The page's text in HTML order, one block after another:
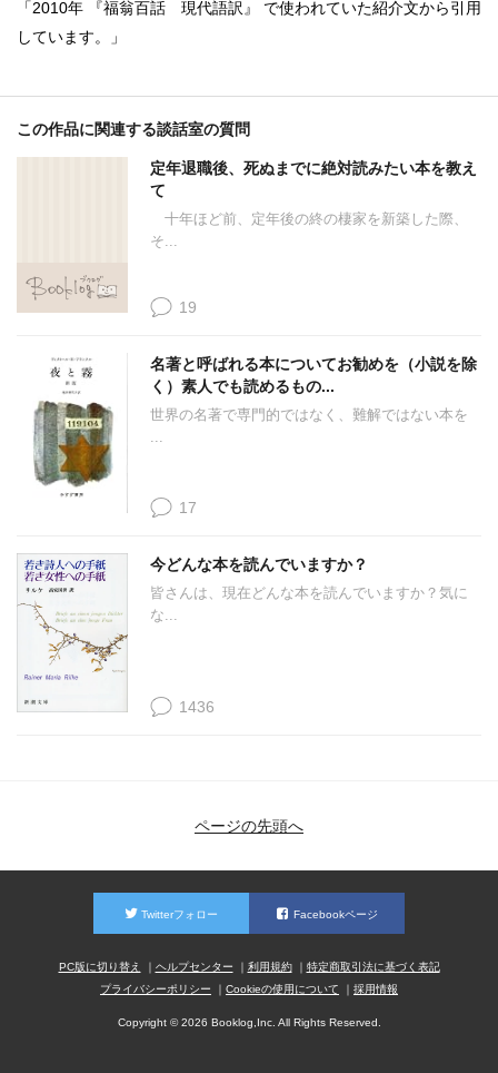
「2010年 『福翁百話 現代語訳』 で使われていた紹介文から引用
しています。」
この作品に関連する談話室の質問
定年退職後、死ぬまでに絶対読みたい本を教え
て
十年ほど前、定年後の終の棲家を新築した際、
そ...
19
名著と呼ばれる本についてお勧めを（小説を除
く）素人でも読めるもの...
世界の名著で専門的ではなく、難解ではない本を
...
17
今どんな本を読んでいますか？
皆さんは、現在どんな本を読んでいますか？気に
な...
1436
ページの先頭へ
Twitterフォロー Facebookページ
PC版に切り替え ヘルプセンター 利用規約
特定商取引法に基づく表記
プライバシーポリシー
Cookieの使用について 採用情報
Copyright © 2026 Booklog,Inc. All Rights Reserved.